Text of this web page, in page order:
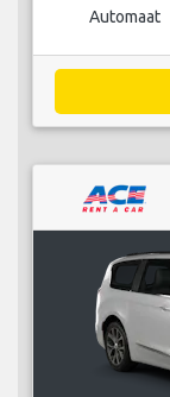
Automaat